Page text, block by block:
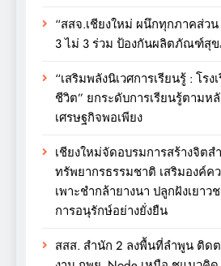
“สสจ.เชียงใหม่ ผนึกทุกภาคส่ว
3 ไม่ 3 ร่วม ป้องกันผลิตภัณฑ์สุ
“เสริมพลังนิเวศการเรียนรู้ : โรง
ชีวิต” ยกระดับการเรียนรู้ตามห
เศรษฐกิจพอเพียง
เชียงใหม่จัดอบรมการสร้างจิต
ทรัพยากรธรรมชาติ เสริมองค์
เพาะชำกล้ายางนา ปลูกฝังเยา
การอนุรักษ์อย่างยั่งยืน
สสส. สำนัก 2 ลงพื้นที่ลำพูน ติด